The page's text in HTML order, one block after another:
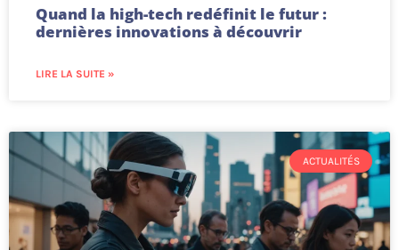
Quand la high-tech redéfinit le futur :
dernières innovations à découvrir
LIRE LA SUITE »
ACTUALITÉS